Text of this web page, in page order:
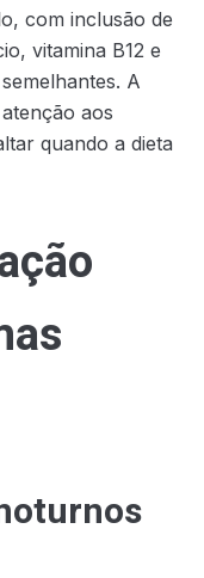
com inclusão de
vitamina B12 e
A
aos
quando a dieta